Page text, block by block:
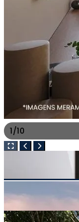
1/10